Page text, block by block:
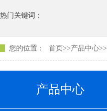
热门关键词：
您的位置： 首页 >>产品中心>>
产品中心